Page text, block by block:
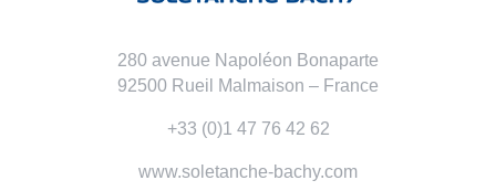
280 avenue Napoléon Bonaparte
92500 Rueil Malmaison – France
+33 (0)1 47 76 42 62
www.soletanche-bachy.com